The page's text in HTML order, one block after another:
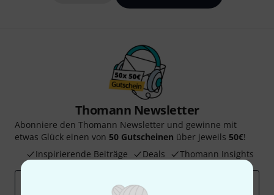
Thomann Newsletter
Abonniere den Thomann Newsletter und gewinne mit
etwas Glück einen von 50 Gutscheinen über jeweils 50€!
Inspirierende Beiträge
Deals Thomann Insights